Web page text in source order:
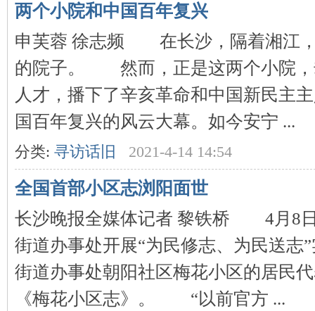
库
两个小院和中国百年复兴
申芙蓉 徐志频 在长沙，隔着湘江，
的院子。 然而，正是这两个小院，
人才，播下了辛亥革命和中国新民主
国百年复兴的风云大幕。如今安宁 ...
分类: 寻访话旧 2021-4-14 14:54
全国首部小区志浏阳面世
长沙晚报全媒体记者 黎铁桥 4月8
街道办事处开展“为民修志、为民送志
街道办事处朝阳社区梅花小区的居民
《梅花小区志》。 “以前官方 ...